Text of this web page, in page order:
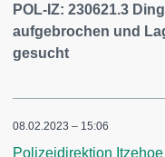
POL-IZ: 230621.3
aufgebrochen und
gesucht
08.02.2023 – 15:06
Polizeidirektion Itzehoe